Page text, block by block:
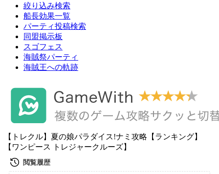
絞り込み検索
船長効果一覧
パーティ投稿検索
同盟掲示板
スゴフェス
海賊祭パーティ
海賊王への軌跡
【トレクル】夏の娘パラダイス!ナミ攻略【ランキング】
【ワンピース トレジャークルーズ】